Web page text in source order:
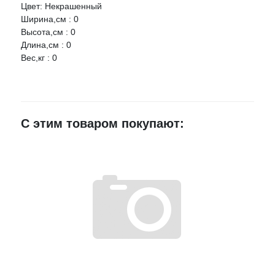
Цвет: Некрашенный
Ширина,см : 0
Высота,см : 0
Длина,см : 0
Вес,кг : 0
ООО "ЮМА" 2108 Пол салона задний левый (ЮМА)
Артикул: 39384046be8311e1adb100248cdeef11
≈ 2д.
Ваше имя
E-mail
С этим товаром покупают: